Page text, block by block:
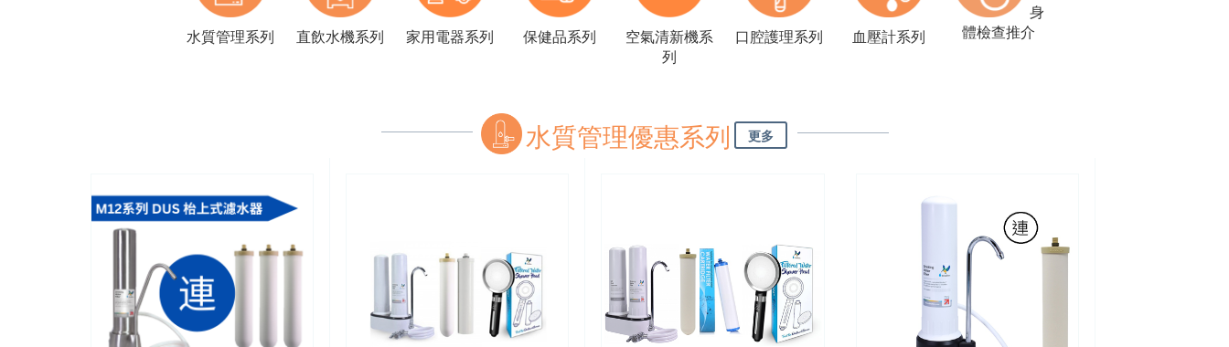
水質管理系列 直飲水機系列 家用電器系列 保健品系列
空氣清新機系
列
口腔護理系列 血壓計系列
身
體檢查推介
水質管理優惠系列 更多